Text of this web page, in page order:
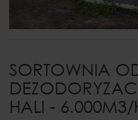
SORTOWNIA
HALI - 6.000M3/